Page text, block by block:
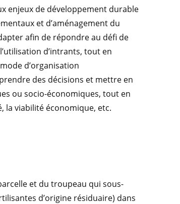
enjeux de développement durable
et d’aménagement du
afin de répondre au défi de
d’intrants, tout en
d’organisation
des décisions et mettre en
ou socio-économiques, tout en
la viabilité économique, etc.
et du troupeau qui sous-
d’origine résiduaire) dans